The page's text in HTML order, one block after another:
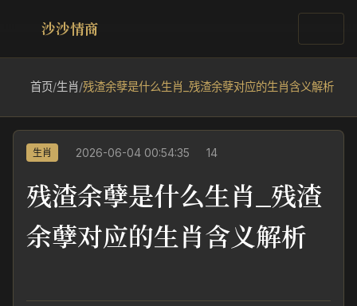
沙沙情商
首页/生肖/残渣余孽是什么生肖_残渣余孽对应的生肖含义解析
生肖 2026-06-04 00:54:35 14
残渣余孽是什么生肖_残渣
余孽对应的生肖含义解析